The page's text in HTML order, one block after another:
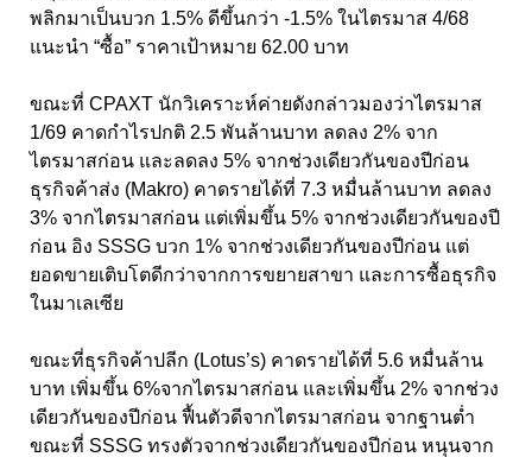
พลิกมาเป็นบวก 1.5% ดีขึ้นกว่า -1.5% ในไตรมาส 4/68
แนะนำ “ซื้อ” ราคาเป้าหมาย 62.00 บาท
ขณะที่ CPAXT นักวิเคราะห์ค่ายดังกล่าวมองว่าไตรมาส
1/69 คาดกำไรปกติ 2.5 พันล้านบาท ลดลง 2% จาก
ไตรมาสก่อน และลดลง 5% จากช่วงเดียวกันของปีก่อน
ธุรกิจค้าส่ง (Makro) คาดรายได้ที่ 7.3 หมื่นล้านบาท ลดลง
3% จากไตรมาสก่อน แต่เพิ่มขึ้น 5% จากช่วงเดียวกันของปี
ก่อน อิง SSSG บวก 1% จากช่วงเดียวกันของปีก่อน แต่
ยอดขายเติบโตดีกว่าจากการขยายสาขา และการซื้อธุรกิจ
ในมาเลเซีย
ขณะที่ธุรกิจค้าปลีก (Lotus’s) คาดรายได้ที่ 5.6 หมื่นล้าน
บาท เพิ่มขึ้น 6%จากไตรมาสก่อน และเพิ่มขึ้น 2% จากช่วง
เดียวกันของปีก่อน ฟื้นตัวดีจากไตรมาสก่อน จากฐานต่ำ
ขณะที่ SSSG ทรงตัวจากช่วงเดียวกันของปีก่อน หนุนจาก